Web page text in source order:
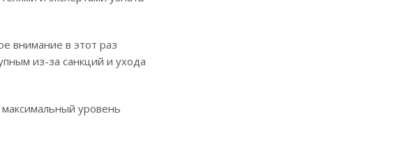
внимание в этот раз
из-за санкций и ухода
уровень